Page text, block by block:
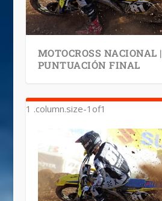
MOTOCROSS NACIONAL |
PUNTUACIÓN FINAL